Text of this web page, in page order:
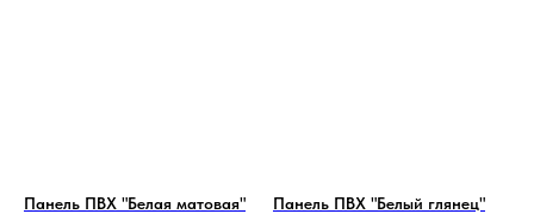
Панель ПВХ "Белая матовая"
Панель ПВХ "Белый глянец"